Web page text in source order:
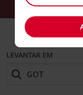
LEVANTAR EM